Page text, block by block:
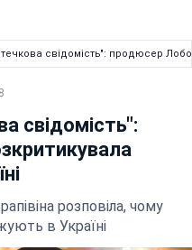
свідомість": продюсер
свідомість":
розповіла, чому
в Україні